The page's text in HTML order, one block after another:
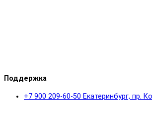
Поддержка
+7 900 209-60-50 Екатеринбург, пр.